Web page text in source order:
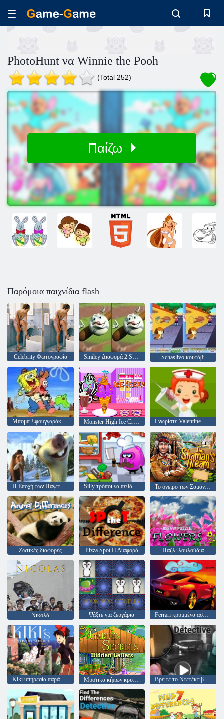
PhotoHunt να Winnie the Pooh
(Total 252)
Παίζω
Παρόμοια παιχνίδια flash
Celebrity Φωτογραφία Smiley Διαφορά 2 Sports Edition Schaslivo κουτάβι
Μπομπ Σφουγγαράκης Secret Monster High Ice Cream από Φράνκι Stein Γνωρίστε Valentine μου
Silly τρόποι να πεθάνεις: Διαφορές Το όνειρο των Σαμάνων
Ζωτικές διαφορές Pizza Spot Η Διαφορά Παζλ: λουλούδια
Νικολά Ψάξτε για ζευγάρια Ferrari κρυμμένα αστέρια
Μυστικά κήπων κρυμμένα γράμματα